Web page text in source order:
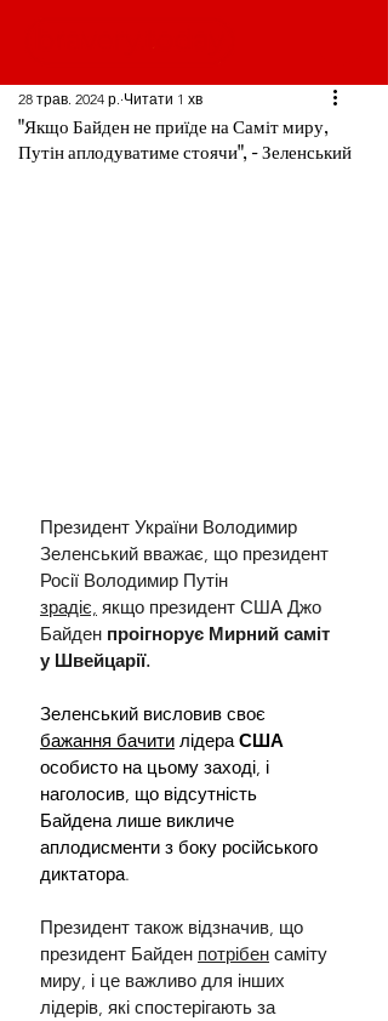
"Якщо Байден не приїде на Саміт миру,
Путін аплодуватиме стоячи", - Зеленський
28 трав. 2024 р. Читати 1 хв
Президент України Володимир
Зеленський вважає, що президент
Росії Володимир Путін
зрадіє, якщо президент США Джо
Байден проігнорує Мирний саміт
у Швейцарії.
Зеленський висловив своє
бажання бачити лідера США
особисто на цьому заході, і
наголосив, що відсутність
Байдена лише викличе
аплодисменти з боку російського
диктатора.
Президент також відзначив, що
президент Байден потрібен саміту
миру, і це важливо для інших
лідерів, які спостерігають за